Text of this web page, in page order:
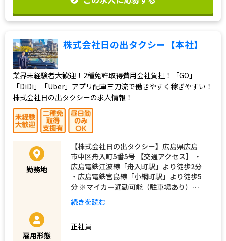
株式会社日の出タクシー【本社】
業界未経験者大歓迎！2種免許取得費用会社負担！「GO」
「DiDi」「Uber」アプリ配車三刀流で働きやすく稼ぎやすい！
株式会社日の出タクシーの求人情報！
勤務地
【株式会社日の出タクシー】広島県広島
市中区舟入町5番5号 【交通アクセス】 ・
広島電鉄江波線「舟入町駅」より徒歩2分
・広島電鉄宮島線「小網町駅」より徒歩5
分 ※マイカー通勤可能（駐車場あり）…
続きを読む
雇用形態
正社員